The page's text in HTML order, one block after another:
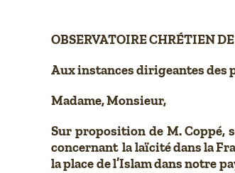
OBSERVATOIRE CHRÉTIEN
Aux instances dirigeantes des
Madame, Monsieur,
Sur proposition de M. Coppé,
concernant la laïcité dans la
la place de l’Islam dans notre